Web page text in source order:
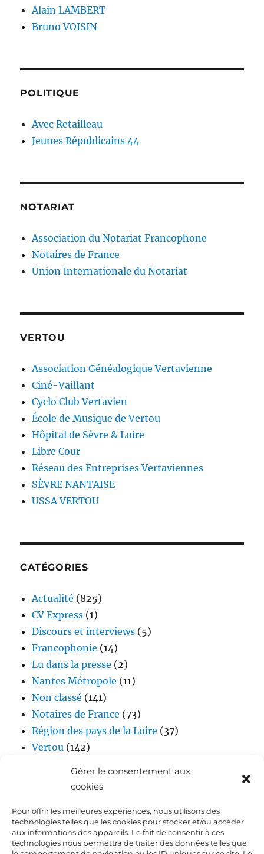
Gérer le consentement aux
cookies
Pour offrir les meilleures expériences, nous utilisons des
technologies telles que les cookies pour stocker et/ou accéder
aux informations des appareils. Le fait de consentir à ces
technologies nous permettra de traiter des données telles que
Alain LAMBERT
Bruno VOISIN
POLITIQUE
Avec Retailleau
Jeunes Républicains 44
NOTARIAT
Association du Notariat Francophone
Notaires de France
Union Internationale du Notariat
VERTOU
Association Généalogique Vertavienne
Ciné-Vaillant
Cyclo Club Vertavien
École de Musique de Vertou
Hôpital de Sèvre & Loire
Libre Cour
Réseau des Entreprises Vertaviennes
SÈVRE NANTAISE
USSA VERTOU
CATÉGORIES
Actualité (825)
CV Express (1)
Discours et interviews (5)
Francophonie (14)
Lu dans la presse (2)
Nantes Métropole (11)
Non classé (141)
Notaires de France (73)
Région des pays de la Loire (37)
Vertou (142)